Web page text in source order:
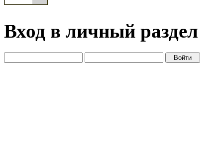
Вход в личный раздел